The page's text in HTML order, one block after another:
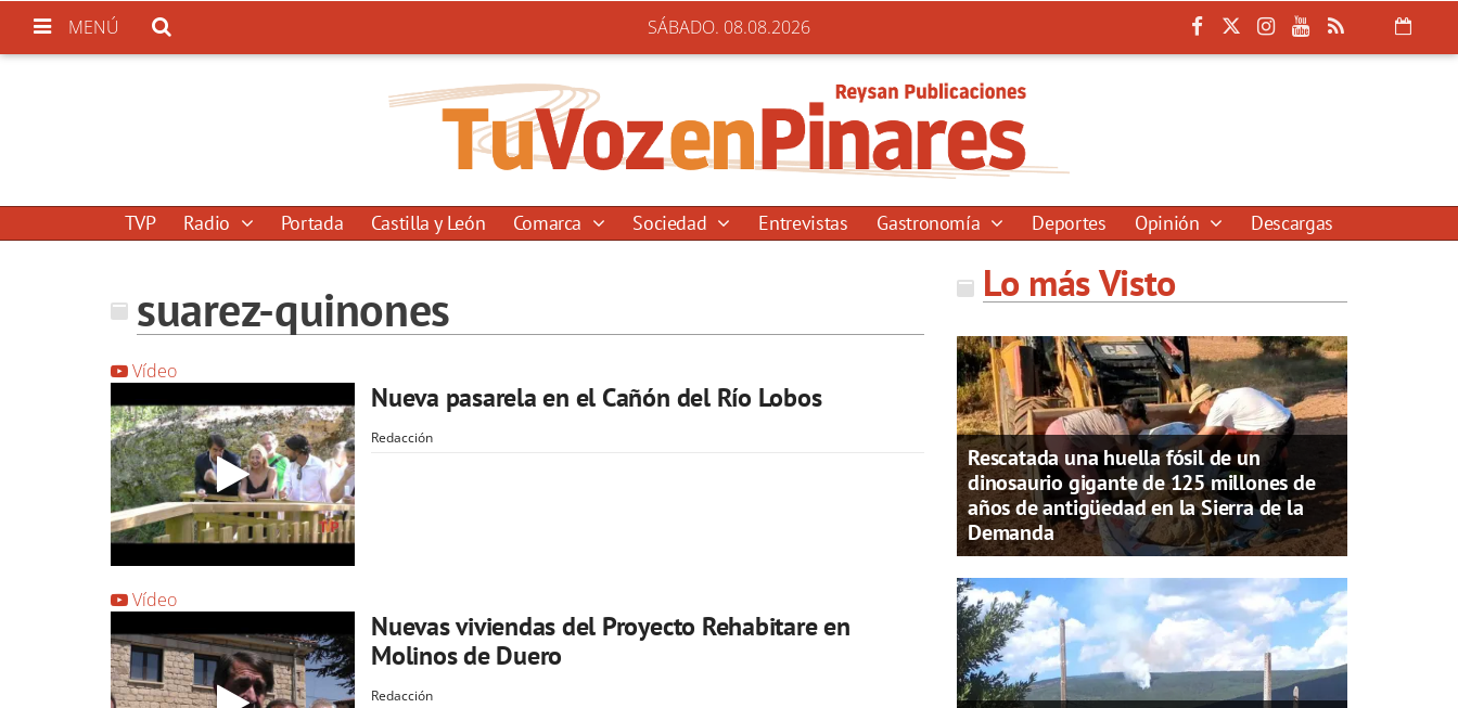
MENÚ SÁBADO. 08.08.2026
TVP Radio Portada Castilla y León Comarca Sociedad Entrevistas Gastronomía Deportes Opinión Descargas
suarez-quinones
Vídeo
Nueva pasarela en el Cañón del Río Lobos
Redacción
Vídeo
Nuevas viviendas del Proyecto Rehabitare en
Molinos de Duero
Redacción
Lo más Visto
Rescatada una huella fósil de un
dinosaurio gigante de 125 millones de
años de antigüedad en la Sierra de la
Demanda